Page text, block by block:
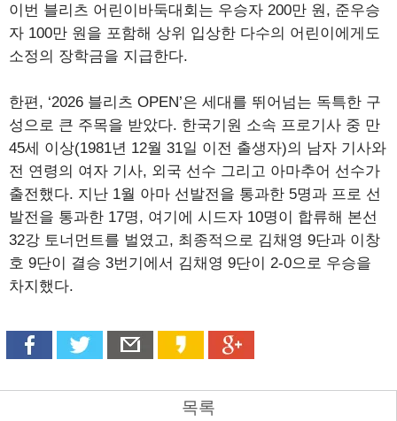
이번 블리츠 어린이바둑대회는 우승자 200만 원, 준우승
자 100만 원을 포함해 상위 입상한 다수의 어린이에게도
소정의 장학금을 지급한다.
한편, ‘2026 블리츠 OPEN’은 세대를 뛰어넘는 독특한 구
성으로 큰 주목을 받았다. 한국기원 소속 프로기사 중 만
45세 이상(1981년 12월 31일 이전 출생자)의 남자 기사와
전 연령의 여자 기사, 외국 선수 그리고 아마추어 선수가
출전했다. 지난 1월 아마 선발전을 통과한 5명과 프로 선
발전을 통과한 17명, 여기에 시드자 10명이 합류해 본선
32강 토너먼트를 벌였고, 최종적으로 김채영 9단과 이창
호 9단이 결승 3번기에서 김채영 9단이 2-0으로 우승을
차지했다.
목록